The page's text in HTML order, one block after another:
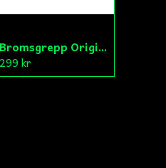
Bromsgrepp Original Hö Peugeot Ludix/Speedfight/Vivacity
299 kr